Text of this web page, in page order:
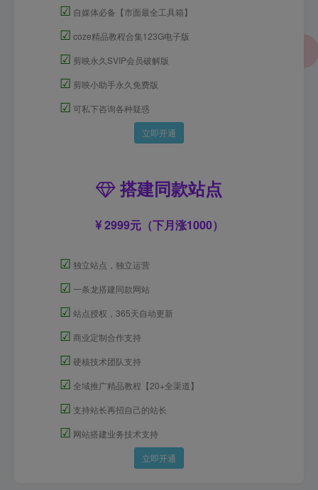
☑ 自媒体必备【市面最全工具箱】
☑ coze精品教程合集123G电子版
☑ 剪映永久SVIP会员破解版
☑ 剪映小助手永久免费版
☑ 可私下咨询各种疑惑
立即开通
搭建同款站点
2999元（下月涨1000）
☑ 独立站点，独立运营
☑ 一条龙搭建同款网站
☑ 站点授权，365天自动更新
☑ 商业定制合作支持
☑ 硬核技术团队支持
☑ 全域推广精品教程【20+全渠道】
☑ 支持站长再招自己的站长
☑ 网站搭建业务技术支持
立即开通